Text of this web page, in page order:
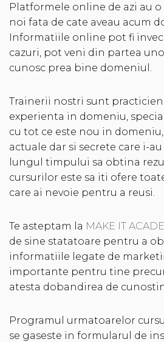
Platformele online de azi au
noi fata de cate aveau acum
Informatiile online pot fi
cazuri, pot veni din partea
cunosc prea bine domeniul.
Trainerii nostri sunt
experienta in domeniu,
cu tot ce este nou in
actuale dar si secrete care i-
lungul timpului sa obtina
cursurilor este sa iti ofere
care ai nevoie pentru a reusi.
Te asteptam la MAKE IT
de sine statatoare pentru a
informatiile legate de
importante pentru tine
atesta dobandirea de
Programul urmatoarelor
se gaseste in formularul de